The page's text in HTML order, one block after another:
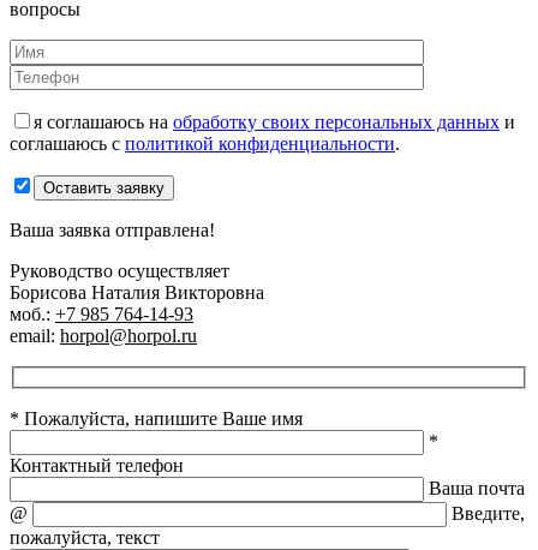
вопросы
я соглашаюсь на обработку своих персональных данных и
соглашаюсь с политикой конфиденциальности.
Оставить заявку
Ваша заявка отправлена!
Руководство осуществляет
Борисова Наталия Викторовна
моб.: +7 985 764-14-93
email: horpol@horpol.ru
* Пожалуйста, напишите Ваше имя
*
Контактный телефон
Ваша почта
@
Введите,
пожалуйста, текст